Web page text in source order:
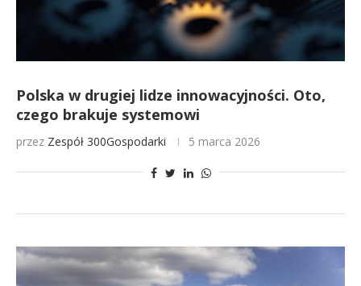
Polska w drugiej lidze innowacyjności. Oto,
czego brakuje systemowi
przez Zespół 300Gospodarki 5 marca 2026